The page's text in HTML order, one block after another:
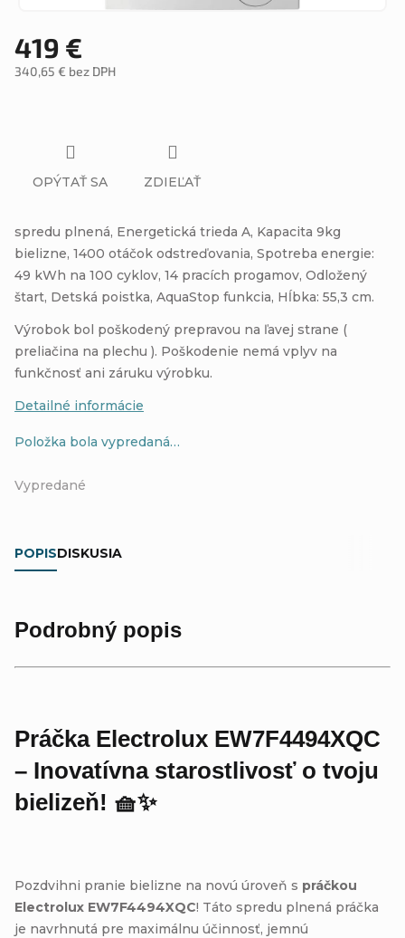
419 €
340,65 € bez DPH
Vypredané
Položka bola vypredaná…
spredu plnená, Energetická trieda A, Kapacita 9kg
bielizne, 1400 otáčok odstreďovania, Spotreba energie:
49 kWh na 100 cyklov, 14 pracích progamov, Odložený
štart, Detská poistka, AquaStop funkcia, Hĺbka: 55,3 cm.
Výrobok bol poškodený prepravou na ľavej strane (
preliačina na plechu ). Poškodenie nemá vplyv na
funkčnosť ani záruku výrobku.
Detailné informácie
OPÝTAŤ SA ZDIEĽAŤ
POPISDISKUSIA
Podrobný popis
Práčka Electrolux EW7F4494XQC
– Inovatívna starostlivosť o tvoju
bielizeň! 🧺✨
Pozdvihni pranie bielizne na novú úroveň s práčkou
Electrolux EW7F4494XQC! Táto spredu plnená práčka
je navrhnutá pre maximálnu účinnosť, jemnú